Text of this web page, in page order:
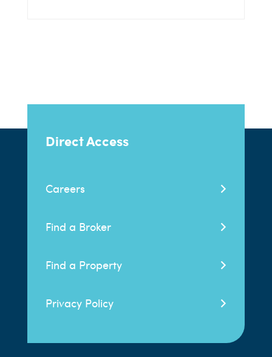
Direct Access
Careers
Find a Broker
Find a Property
Privacy Policy